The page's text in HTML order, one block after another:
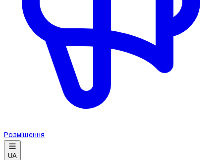
Розміщення
UA